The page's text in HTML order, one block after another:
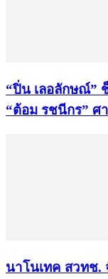
“ปิ่น เลอลักษณ์”
“ต้อม รชนีกร” ศ
นาโนเทค สวทช.